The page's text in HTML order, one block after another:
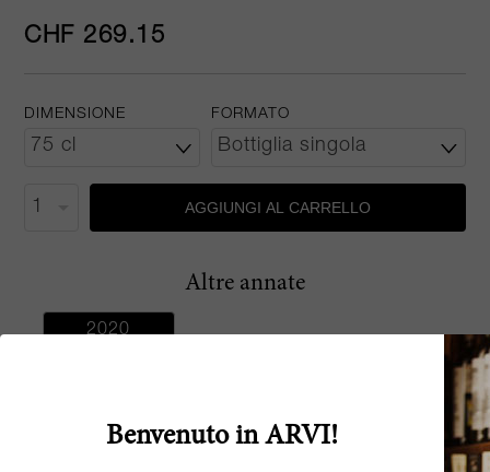
CHF 269.15
DIMENSIONE FORMATO
AGGIUNGI AL CARRELLO
Altre annate
2020
Benvenuto in ARVI!